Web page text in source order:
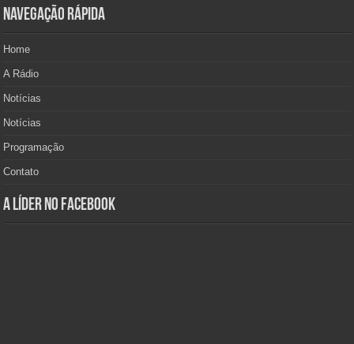
Navegação Rápida
Home
A Rádio
Notícias
Notícias
Programação
Contato
A Líder no Facebook